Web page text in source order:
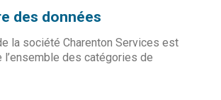
des données
la société Charenton Services est
l’ensemble des catégories de